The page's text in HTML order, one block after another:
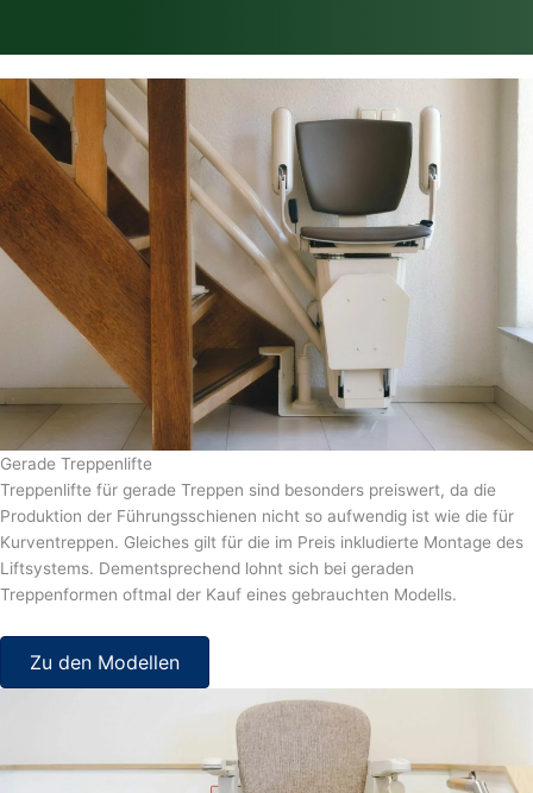
Gerade Treppenlifte
Treppenlifte für gerade Treppen sind besonders preiswert, da die
Produktion der Führungsschienen nicht so aufwendig ist wie die für
Kurventreppen. Gleiches gilt für die im Preis inkludierte Montage des
Liftsystems. Dementsprechend lohnt sich bei geraden
Treppenformen oftmal der Kauf eines gebrauchten Modells.
Zu den Modellen